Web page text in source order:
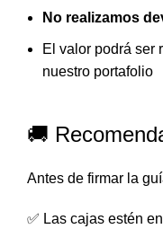
No realizamos
El valor podrá ser
nuestro portafolio
🚚
Antes de firmar la
✅ Las cajas estén